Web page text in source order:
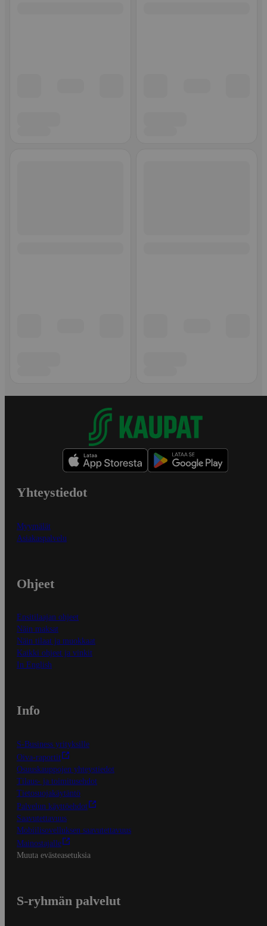
Yhteystiedot
Myymälät
Asiakaspalvelu
Ohjeet
Ensitilaajan ohjeet
Näin maksat
Näin tilaat ja muokkaat
Kaikki ohjeet ja vinkit
In English
Info
S-Business yrityksille
Oiva-raportit
Osuuskauppojen yhteystiedot
Tilaus- ja toimitusehdot
Tietosuojakäytäntö
Palvelun käyttöehdot
Saavutettavuus
Mobiilisovelluksen saavutettavuus
Mainostajalle
Muuta evästeasetuksia
S-ryhmän palvelut